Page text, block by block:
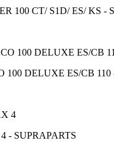
100 CT/ S1D/ ES/ KS -
100 DELUXE ES/CB 110
- SUPRAPARTS